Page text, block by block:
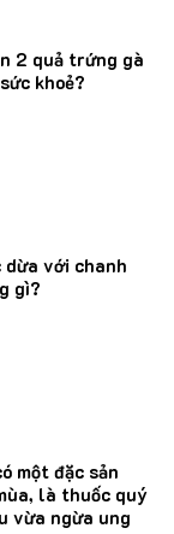
2 quả trứng gà
khoẻ?
dừa với chanh
gì?
một đặc sản
là thuốc quý
vừa ngừa ung